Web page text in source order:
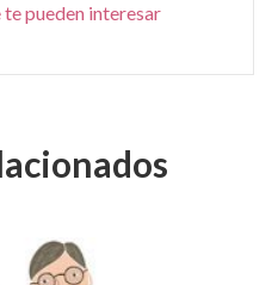
pueden interesar